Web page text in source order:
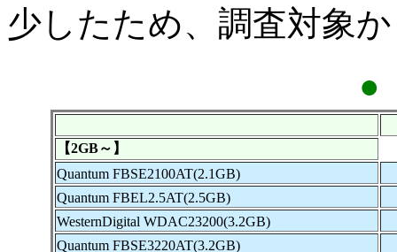
少したため、調査対象
●
【2GB～】
Quantum FBSE2100AT(2.1GB)
Quantum FBEL2.5AT(2.5GB)
WesternDigital WDAC23200(3.2GB)
Quantum FBSE3220AT(3.2GB)